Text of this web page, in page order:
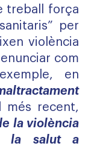
treball força
per
violència
com
en
més recent,
la violència
la salut a